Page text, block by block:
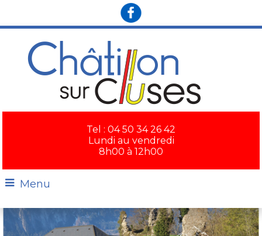
×
Tel : 04 50 34 26 42
Lundi au vendredi
8h00 à 12h00
Menu